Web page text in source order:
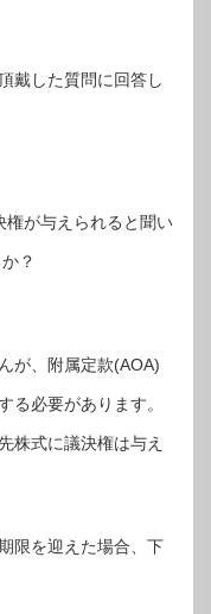
戴した質問に回答し
権が与えられると聞い
？
が、附属定款(AOA)
る必要があります。
株式に議決権は与え
限を迎えた場合、下